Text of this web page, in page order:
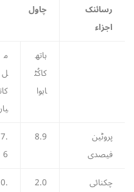
رسائنک
اجزاء
چاول
ہاتھ
کاکُٹ
اہوا
م
ل
کات
یار
پروٹین
فیصدی
8.9
7.
6
چکنائی
2.0
0.